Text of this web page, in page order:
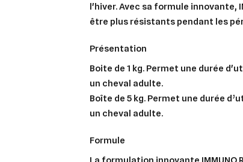
l'hiver. Avec sa formule innovante,
être plus résistants pendant les
présentation
Boite de 1 kg. Permet une durée
un cheval adulte.
Boîte de 5 kg. Permet une durée
un cheval adulte.
formule